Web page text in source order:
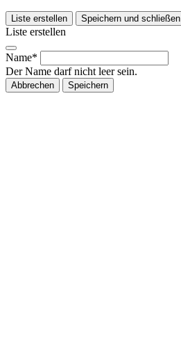
Liste erstellen Speichern und schließen
Liste erstellen
Name*
Der Name darf nicht leer sein.
Abbrechen Speichern